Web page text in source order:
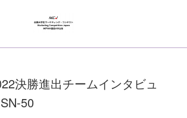
決勝進出チームインタビュ
50